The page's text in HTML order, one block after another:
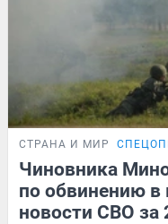
СТРАНА И МИР
Чиновника
по обвинению
новости СВО за